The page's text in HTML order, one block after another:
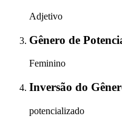
Adjetivo
Gênero de
Feminino
Inversão do
potencializado